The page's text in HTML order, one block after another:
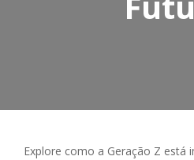
Explore como a Geração Z está